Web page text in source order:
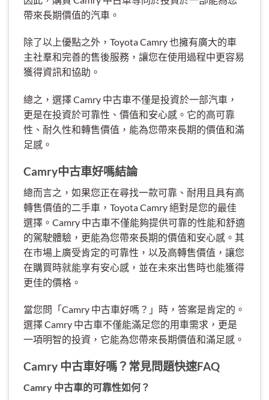
帶來長期價值的汽車。
除了以上優點之外，Toyota Camry 也擁有廣大的車
主社羣和完善的售後服務，讓您在使用過程中更容易
獲得資訊和協助。
總之，選擇 Camry 中古車不僅是投資於一部汽車，
更是在投資於可靠性、價值和安心感。它的高可靠
性、耐久性和轉售價值，能為您帶來長期的價值和滿
足感。
Camry中古車好嗎結論
總而言之，如果您正在尋找一款可靠、耐用且具有高
轉售價值的二手車，Toyota Camry 絕對是您的最佳
選擇。Camry 中古車不僅能夠提供可靠的性能和舒適
的駕駛體驗，更能為您帶來長期的價值和安心感。其
在市場上廣受肯定的可靠性，以及高轉售價值，讓您
在購買時就能享有安心感，並在未來出售時也能獲得
更佳的價格。
當您問「Camry 中古車好嗎？」時，答案是肯定的。
選擇 Camry 中古車不僅能滿足您的用車需求，更是
一項明智的投資，它能為您帶來長期價值和滿足感。
Camry 中古車好嗎？常見問題快速FAQ
Camry 中古車的可靠性如何？